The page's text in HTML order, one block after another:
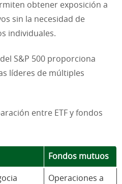
obtener exposición a
sin la necesidad de
individuales.
S&P 500 proporciona
líderes de múltiples
entre ETF y fondos
Fondos mutuos
Operaciones a